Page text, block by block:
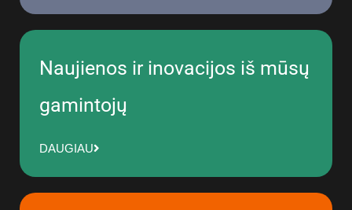
Naujienos ir inovacijos iš mūsų
gamintojų
DAUGIAU